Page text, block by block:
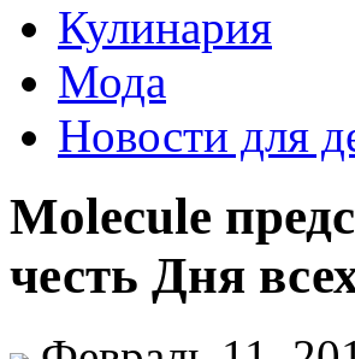
Кулинария
Мода
Новости для
Molecule
честь Дня